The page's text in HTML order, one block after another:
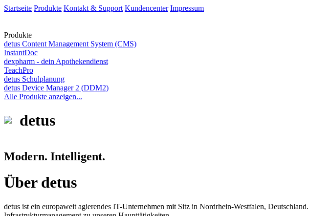
Startseite Produkte Kontakt & Support Kundencenter Impressum
Produkte
detus Content Management System (CMS)
InstantDoc
dexpharm - dein Apothekendienst
TeachPro
detus Schulplanung
detus Device Manager 2 (DDM2)
Alle Produkte anzeigen...
detus
Modern. Intelligent.
Über detus
detus ist ein europaweit agierendes IT-Unternehmen mit Sitz in Nordrhein-Westfalen,